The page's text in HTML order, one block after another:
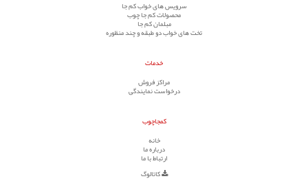
سرویس های خواب کم جا
محصولات کم جا چوب
مبلمان کم جا
تخت های خواب دو طبقه و چند منظوره
خدمات
مراکز فروش
درخواست نمایندگی
کمجاچوب
خانه
درباره ما
ارتباط با ما
کاتالوگ